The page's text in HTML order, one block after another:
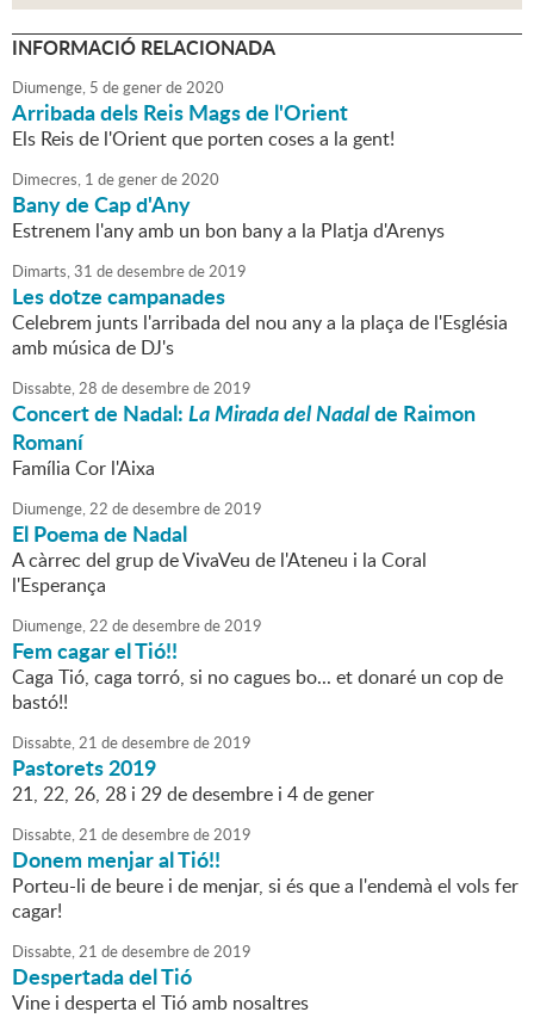
INFORMACIÓ RELACIONADA
Diumenge, 5 degenerde2020
Arribada dels Reis Mags de l'Orient
Els Reis de l'Orient que porten coses a la gent!
Dimecres, 1 degenerde2020
Bany de Cap d'Any
Estrenem l'any amb un bon bany a la Platja d'Arenys
Dimarts,31 dedesembrede2019
Les dotze campanades
Celebrem junts l'arribada del nou any a la plaça de l'Església
amb música de DJ's
Dissabte,28 dedesembrede2019
Concert de Nadal:La Mirada del Nadalde Raimon
Romaní
Família Cor l'Aixa
Diumenge,22 dedesembrede2019
El Poema de Nadal
A càrrec del grup de VivaVeu de l'Ateneu i la Coral
l'Esperança
Diumenge,22 dedesembrede2019
Fem cagar el Tió!!
Caga Tió, caga torró, si no cagues bo... et donaré un cop de
bastó!!
Dissabte,21 dedesembrede2019
Pastorets 2019
21, 22, 26, 28 i 29 de desembre i 4 de gener
Dissabte,21 dedesembrede2019
Donem menjar al Tió!!
Porteu-li de beure i de menjar, si és que a l'endemà el vols fer
cagar!
Dissabte,21 dedesembrede2019
Despertada del Tió
Vine i desperta el Tió amb nosaltres